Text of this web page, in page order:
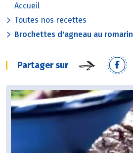
Accueil
Toutes nos recettes
Brochettes d'agneau au romarin
Partager sur